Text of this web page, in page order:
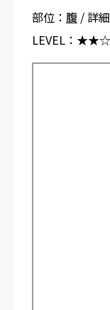
部位： 腹/ 詳細
LEVEL： ★★☆